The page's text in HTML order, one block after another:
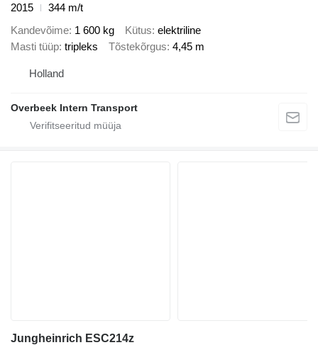
2015
344 m/t
Kandevõime 1 600 kg Kütus elektriline
Masti tüüp tripleks Tõstekõrgus 4,45 m
Holland
Overbeek Intern Transport
Jungheinrich ESC214z